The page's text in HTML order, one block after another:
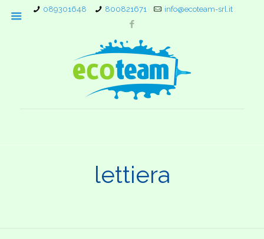
089301648 800821671 info@ecoteam-srl.it
lettiera